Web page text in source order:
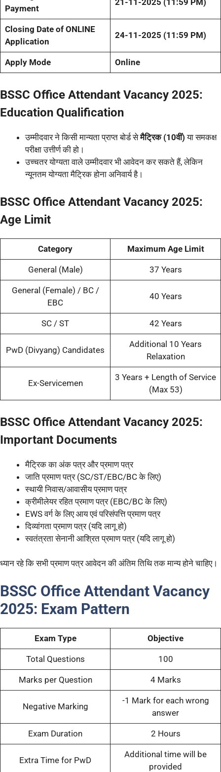
Payment
21-11-2025 (11:59 PM)
Closing Date of ONLINE
Application
24-11-2025 (11:59 PM)
Apply Mode Online
BSSC Office Attendant Vacancy 2025:
Education Qualification
उम्मीदवार ने किसी मान्यता प्राप्त बोर्ड सेमैट्रिक (10वीं) या समकक्ष
परीक्षा उत्तीर्ण की हो।
उच्चतर योग्यता वाले उम्मीदवार भी आवेदन कर सकते हैं, लेकिन
न्यूनतम योग्यता मैट्रिक होना अनिवार्य है।
BSSC Office Attendant Vacancy 2025:
Age Limit
Category Maximum Age Limit
General (Male) 37 Years
General (Female) / BC /
EBC
40 Years
SC / ST 42 Years
PwD (Divyang) Candidates
Additional 10 Years
Relaxation
Ex-Servicemen
3 Years + Length of Service
(Max 53)
BSSC Office Attendant Vacancy 2025:
Important Documents
मैट्रिक का अंक पत्र और प्रमाण पत्र
जाति प्रमाण पत्र (SC/ST/EBC/BC के लिए)
स्थायी निवास/आवासीय प्रमाण पत्र
क्रीमीलेयर रहित प्रमाण पत्र (EBC/BC के लिए)
EWS वर्ग के लिए आय एवं परिसंपत्ति प्रमाण पत्र
दिव्यांगता प्रमाण पत्र (यदि लागू हो)
स्वतंत्रता सेनानी आश्रित प्रमाण पत्र (यदि लागू हो)
ध्यान रहे कि सभी प्रमाण पत्र आवेदन की अंतिम तिथि तक मान्य होने चाहिए।
BSSC Office Attendant Vacancy
2025: Exam Pattern
Exam Type Objective
Total Questions 100
Marks per Question 4 Marks
Negative Marking
-1 Mark for each wrong
answer
Exam Duration 2 Hours
Extra Time for PwD
Additional time will be
provided